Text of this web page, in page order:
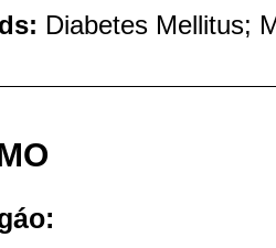
Diabetes Mellitus;